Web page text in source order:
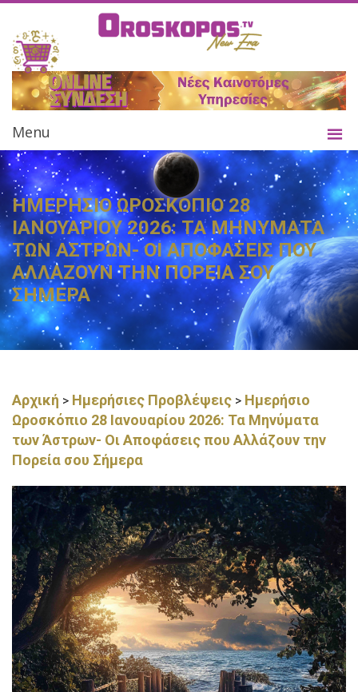
Menu
ΗΜΕΡΗΣΙΟ ΩΡΟΣΚΟΠΙΟ 28
ΙΑΝΟΥΑΡΙΟΥ 2026: ΤΑ ΜΗΝΥΜΑΤΑ
ΤΩΝ ΑΣΤΡΩΝ- ΟΙ ΑΠΟΦΑΣΕΙΣ ΠΟΥ
ΑΛΛΑΖΟΥΝ ΤΗΝ ΠΟΡΕΙΑ ΣΟΥ
ΣΗΜΕΡΑ
Αρχική > Ημερήσιες Προβλέψεις > Ημερήσιο
Ωροσκόπιο 28 Ιανουαρίου 2026: Τα Μηνύματα
των Άστρων- Οι Αποφάσεις που Αλλάζουν την
Πορεία σου Σήμερα